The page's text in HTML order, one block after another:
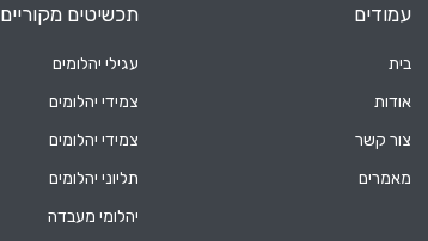
עמודים
בית
אודות
צור קשר
מאמרים
תכשיטים מקוריים
עגילי יהלומים
צמידי יהלומים
צמידי יהלומים
תליוני יהלומים
יהלומי מעבדה